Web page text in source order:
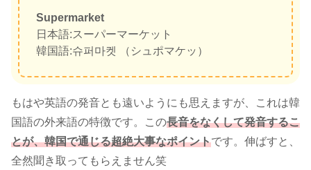
Supermarket
日本語:スーパーマーケット
韓国語:슈퍼마켓 （シュポマケッ）
もはや英語の発音とも遠いようにも思えますが、これは韓
国語の外来語の特徴です。
この長音をなくして発音するこ
とが、韓国で通じる超絶大事なポイントです。 伸ばすと、
全然聞き取ってもらえません笑